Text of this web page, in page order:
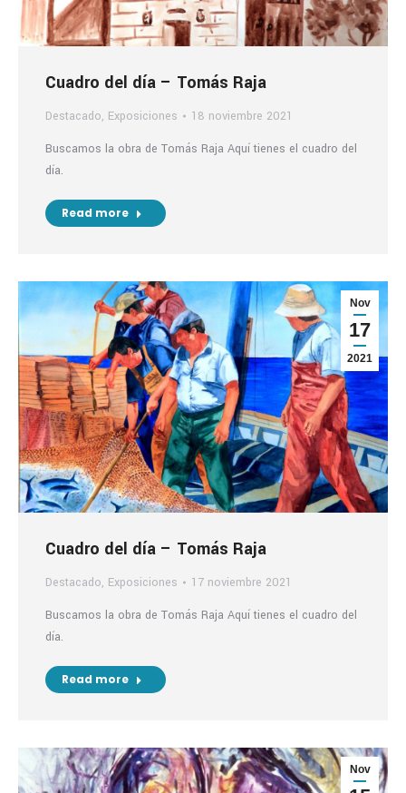
Cuadro del día – Tomás Raja
Destacado, Exposiciones
18 noviembre 2021
Buscamos la obra de Tomás Raja Aquí tienes el cuadro del
día.
Read more
Nov
17
2021
Cuadro del día – Tomás Raja
Destacado, Exposiciones
17 noviembre 2021
Buscamos la obra de Tomás Raja Aquí tienes el cuadro del
día.
Read more
Nov